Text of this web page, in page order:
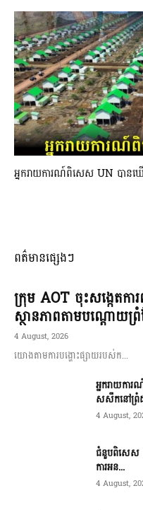
អ្នករាយការណ៍ពិសេស UN បាន
ពត៌មានផ្សេងៗ
ក្រុម AOT ចុះសង្កេតក
ស្ថានភាពតាមបណ្តោយព្
4 August, 2026
យោងតាមការបង្ហោះផ្សាយរបស់ក...
អ្នករាយក
សសឹកនៅព្រំ
4 August,
ជំនួបពិសេស
ការអន...
4 August,